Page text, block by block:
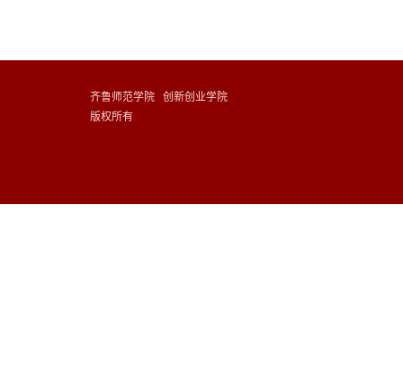
齐鲁师范学院 创新创业学院
版权所有